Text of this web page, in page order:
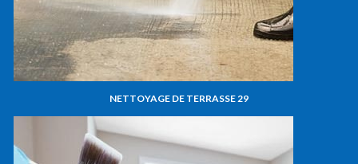
NETTOYAGE DE TERRASSE 29